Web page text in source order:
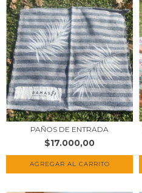
PAÑOS DE ENTRADA
$17.000,00